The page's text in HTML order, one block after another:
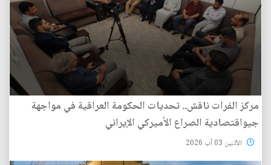
مركز الفرات ناقش.. تحديات الحكومة العراقية في مواجهة
جيواقتصادية الصراع الأميركي الإيراني
الأثنين 03 آب 2026